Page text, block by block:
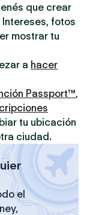
que crear
fotos
mostrar tu
a hacer
Passport™,
tu ubicación
ciudad.
el